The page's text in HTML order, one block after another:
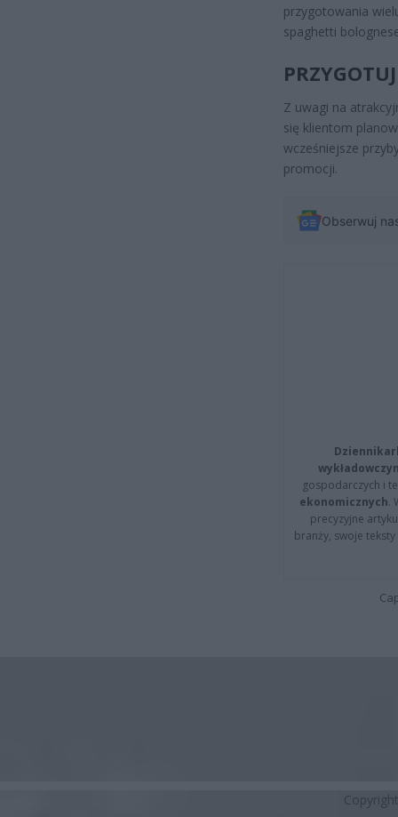
przygotowania
spaghetti
Z uwagi na
się klientom
wcześniejsze
promocji.
Obserwuj
gospodarczych i
ekonomicznych.
precyzyjne
branży, swoje